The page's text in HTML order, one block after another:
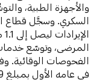
والأجهزة الطبية،
المرضى، وتوسّع خدمات
الفحوصات الوقائية.